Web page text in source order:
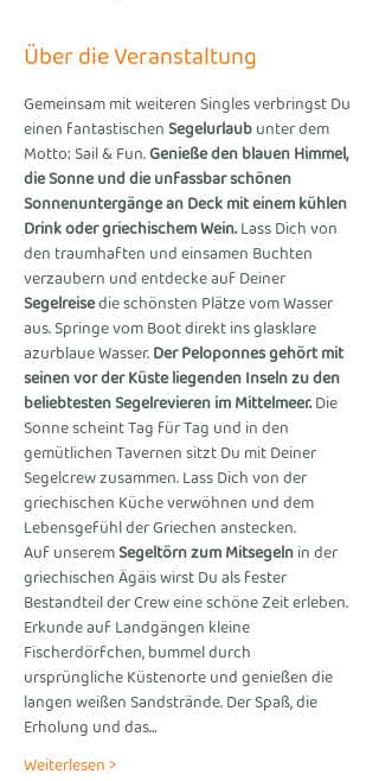
Über die Veranstaltung
Gemeinsam mit weiteren Singles verbringst Du
einen fantastischen Segelurlaub unter dem
Motto: Sail & Fun. Genieße den blauen Himmel,
die Sonne und die unfassbar schönen
Sonnenuntergänge an Deck mit einem kühlen
Drink oder griechischem Wein. Lass Dich von
den traumhaften und einsamen Buchten
verzaubern und entdecke auf Deiner
Segelreise die schönsten Plätze vom Wasser
aus. Springe vom Boot direkt ins glasklare
azurblaue Wasser. Der Peloponnes gehört mit
seinen vor der Küste liegenden Inseln zu den
beliebtesten Segelrevieren im Mittelmeer. Die
Sonne scheint Tag für Tag und in den
gemütlichen Tavernen sitzt Du mit Deiner
Segelcrew zusammen. Lass Dich von der
griechischen Küche verwöhnen und dem
Lebensgefühl der Griechen anstecken.
Auf unserem Segeltörn zum Mitsegeln in der
griechischen Ägäis wirst Du als fester
Bestandteil der Crew eine schöne Zeit erleben.
Erkunde auf Landgängen kleine
Fischerdörfchen, bummel durch
ursprüngliche Küstenorte und genießen die
langen weißen Sandstrände. Der Spaß, die
Erholung und das…
Weiterlesen >